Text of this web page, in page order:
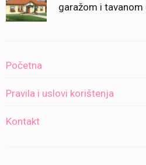
garažom i tavanom
Početna
Pravila i uslovi korištenja
Kontakt